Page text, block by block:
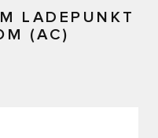
LADEPUNKT
(AC)